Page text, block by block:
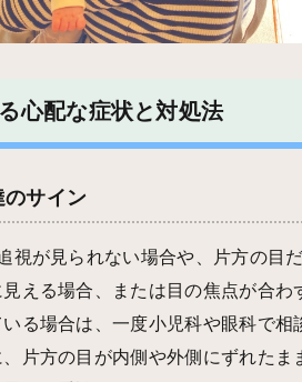
心配な症状と対処法
サイン
視が見られない場合や、片方の目
える場合、または目の焦点が合わ
る場合は、一度小児科や眼科で相
片方の目が内側や外側にずれたま